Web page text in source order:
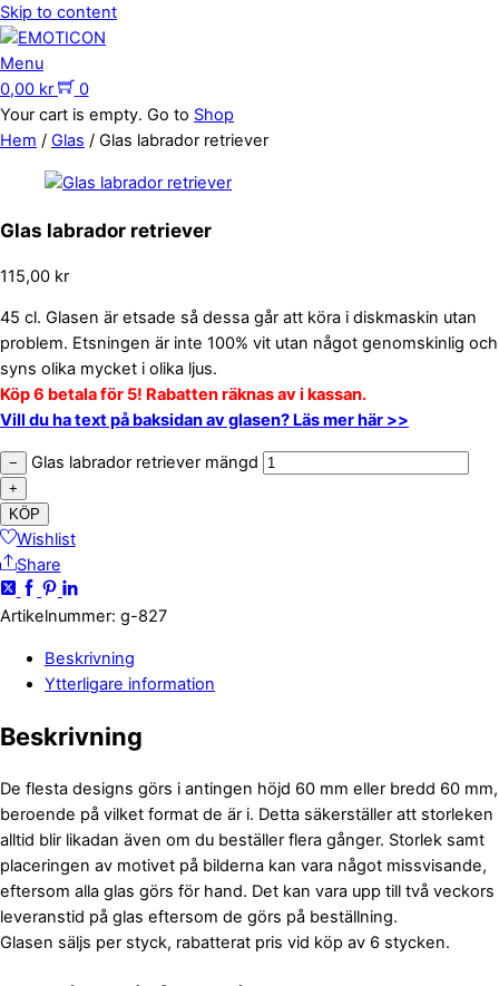
Skip to content
Menu
0,00 kr
0
Your cart is empty. Go to Shop
Hem / Glas / Glas labrador retriever
Glas labrador retriever
115,00 kr
45 cl. Glasen är etsade så dessa går att köra i diskmaskin utan
problem. Etsningen är inte 100% vit utan något genomskinlig och
syns olika mycket i olika ljus.
Köp 6 betala för 5! Rabatten räknas av i kassan.
Vill du ha text på baksidan av glasen? Läs mer här >>
− Glas labrador retriever mängd
+
KÖP
Wishlist
Share
Artikelnummer: g-827
Beskrivning
Ytterligare information
Beskrivning
De flesta designs görs i antingen höjd 60 mm eller bredd 60 mm,
beroende på vilket format de är i. Detta säkerställer att storleken
alltid blir likadan även om du beställer flera gånger. Storlek samt
placeringen av motivet på bilderna kan vara något missvisande,
eftersom alla glas görs för hand. Det kan vara upp till två veckors
leveranstid på glas eftersom de görs på beställning.
Glasen säljs per styck, rabatterat pris vid köp av 6 stycken.